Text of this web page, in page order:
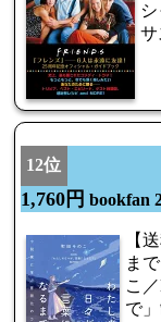
サ
12位
1,760円 bookfan
【
ま
こ
で